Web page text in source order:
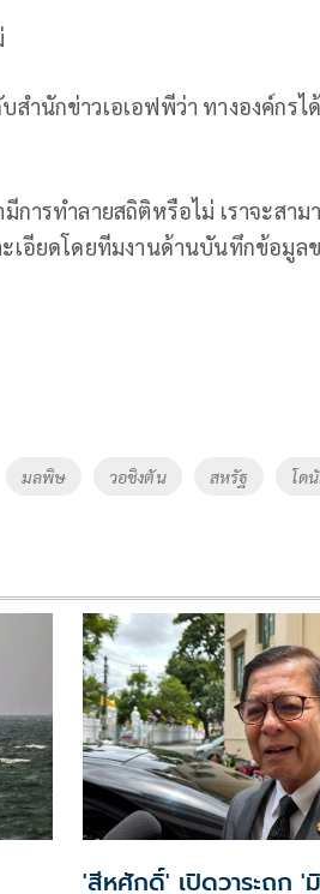
ำนักข่าวเอเอฟพีว่า ทางองค์กรไ
การทำลายสถิติหรือไม่ เราจะสา
เอียดโดยทีมงานด้านบันทึกข้อมูลข
มลพิษ วอชิงตัน สหรัฐ โด
'สีหศักดิ์' เปิดวาระถก